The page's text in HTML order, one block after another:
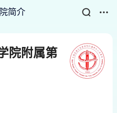
简介
院附属第